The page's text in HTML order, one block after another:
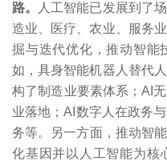
路。
人工智能已发展到了
造业、医疗、农业、服务
掘与迭代优化，推动智能
如，具身智能机器人替代
构了制造业要素体系；AI
业落地；AI数字人在政务
务等。另一方面，推动智
化基因并以人工智能为